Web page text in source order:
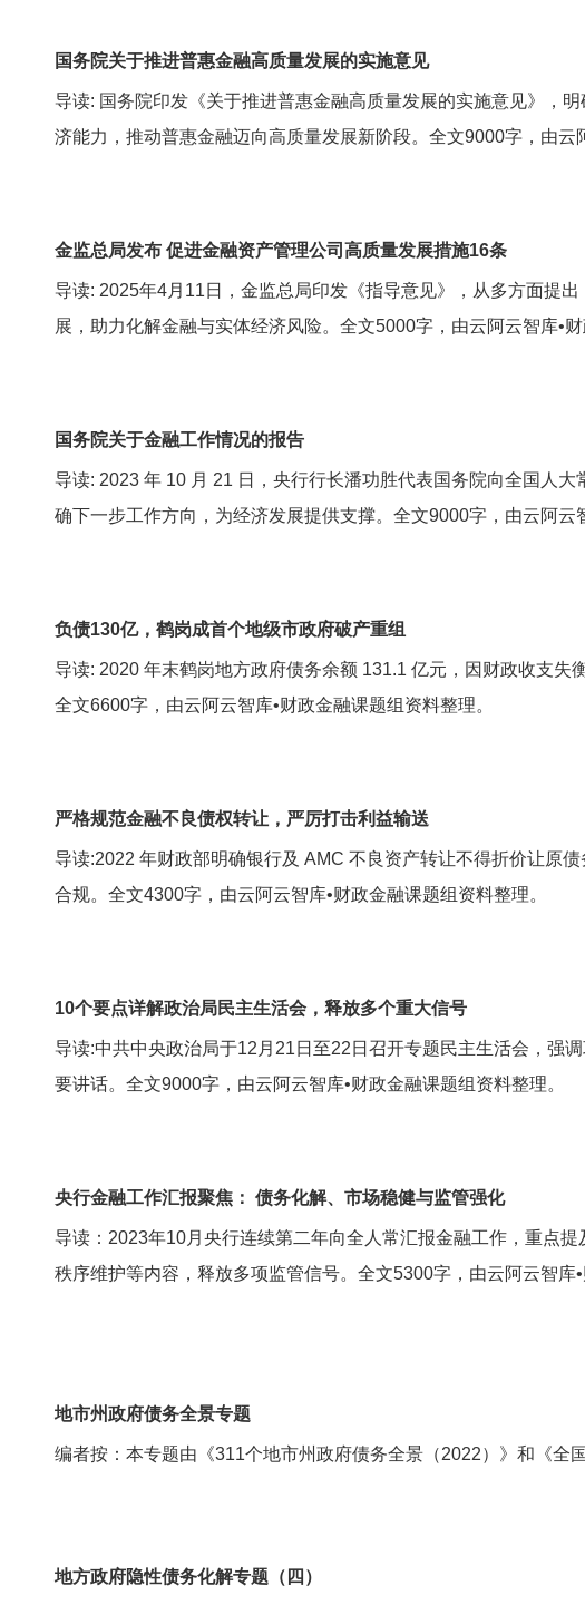
国务院关于推进普惠金融高质量发展的实施意见
导读: 国务院印发《关于推进普惠金融高质量发展的实施意见》，
济能力，推动普惠金融迈向高质量发展新阶段。全文9000字，由云
金监总局发布 促进金融资产管理公司高质量发展措施16条
导读: 2025年4月11日，金监总局印发《指导意见》，从多方面提
展，助力化解金融与实体经济风险。全文5000字，由云阿云智库•财
国务院关于金融工作情况的报告
导读: 2023 年 10 月 21 日，央行行长潘功胜代表国务院向全国人
确下一步工作方向，为经济发展提供支撑。全文9000字，由云阿云
负债130亿，鹤岗成首个地级市政府破产重组
导读: 2020 年末鹤岗地方政府债务余额 131.1 亿元，因财政收支失
全文6600字，由云阿云智库•财政金融课题组资料整理。
严格规范金融不良债权转让，严厉打击利益输送
导读:2022 年财政部明确银行及 AMC 不良资产转让不得折价让原
合规。全文4300字，由云阿云智库•财政金融课题组资料整理。
10个要点详解政治局民主生活会，释放多个重大信号
导读:中共中央政治局于12月21日至22日召开专题民主生活会，强
要讲话。全文9000字，由云阿云智库•财政金融课题组资料整理。
央行金融工作汇报聚焦： 债务化解、市场稳健与监管强化
导读：2023年10月央行连续第二年向全人常汇报金融工作，重点
秩序维护等内容，释放多项监管信号。全文5300字，由云阿云智库•
地市州政府债务全景专题
编者按：本专题由《311个地市州政府债务全景（2022）》和《全
地方政府隐性债务化解专题（四）